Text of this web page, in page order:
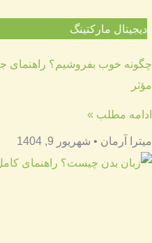
دیجیتال مارکتینگ
چگونه خوب بفروشیم؟ راهنمای
مؤثر
ادامه مطلب »
میترا آرمان شهریور 9, 1404